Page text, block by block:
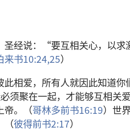
经说：“要互相关心，以求
来书10:24,25）
相爱，所有人就因此知道你
须聚在一起，才能够互相关爱
帝。（哥林多前书16:19）世
（彼得前书2:17）